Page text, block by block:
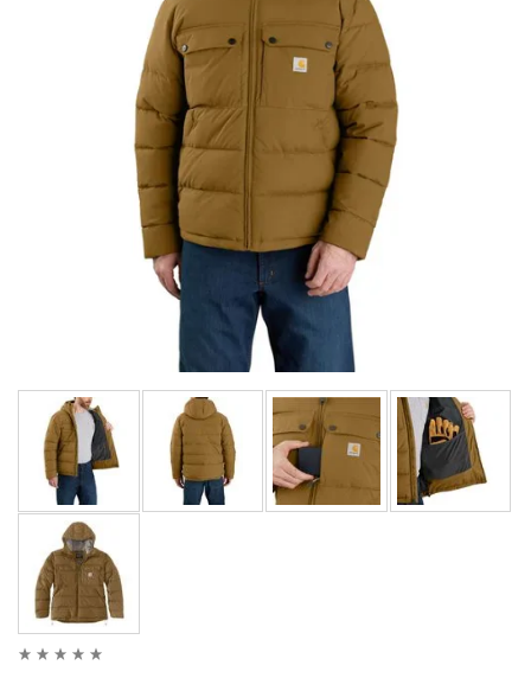
SLEVY A VÝPRODEJ
LIMITOVANÉ EDICE